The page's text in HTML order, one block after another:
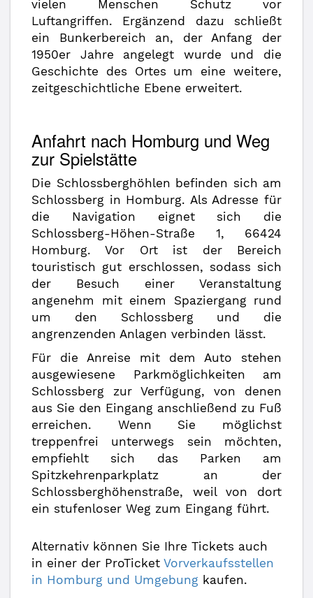
vielen Menschen Schutz vor
Luftangriffen. Ergänzend dazu schließt
ein Bunkerbereich an, der Anfang der
1950er Jahre angelegt wurde und die
Geschichte des Ortes um eine weitere,
zeitgeschichtliche Ebene erweitert.
Anfahrt nach Homburg und Weg
zur Spielstätte
Die Schlossberghöhlen befinden sich am
Schlossberg in Homburg. Als Adresse für
die Navigation eignet sich die
Schlossberg-Höhen-Straße 1, 66424
Homburg. Vor Ort ist der Bereich
touristisch gut erschlossen, sodass sich
der Besuch einer Veranstaltung
angenehm mit einem Spaziergang rund
um den Schlossberg und die
angrenzenden Anlagen verbinden lässt.
Für die Anreise mit dem Auto stehen
ausgewiesene Parkmöglichkeiten am
Schlossberg zur Verfügung, von denen
aus Sie den Eingang anschließend zu Fuß
erreichen. Wenn Sie möglichst
treppenfrei unterwegs sein möchten,
empfiehlt sich das Parken am
Spitzkehrenparkplatz an der
Schlossberghöhenstraße, weil von dort
ein stufenloser Weg zum Eingang führt.
Alternativ können Sie Ihre Tickets auch
in einer der ProTicket Vorverkaufsstellen
in Homburg und Umgebung kaufen.